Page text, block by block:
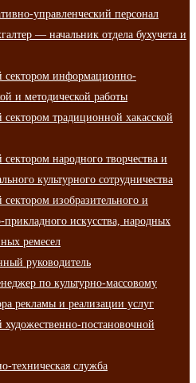
управленческий персонал
— начальник отдела бухучета и
сектором информационно-
и методической работы
традиционной хакасской
народного творчества и
культурного сотрудничества
изобразительного и
прикладного искусства, народных
ремесел
руководитель
по культурно-массовому
рекламы и реализации услуг
постановочной
техническая служба